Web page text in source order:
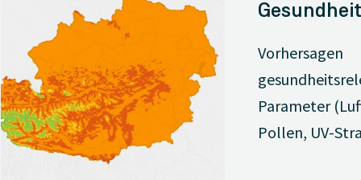
Vorhersagen
Parameter
Pollen, UV-